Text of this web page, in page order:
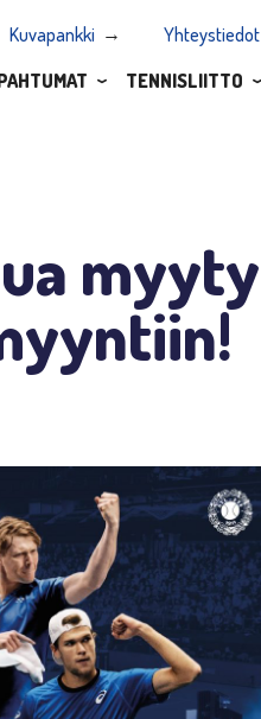
Kuvapankki Yhteystiedot
TENNISLIITTO
myyty